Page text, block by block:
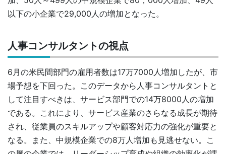
以下の小企業で29,000人の増加となった。
人事コンサルタントの視点
6月の米民間部門の雇用者数は17万7000人増加したが、市
場予想を下回った。このデータから人事コンサルタントと
して注目すべきは、サービス部門での14万8000人の増加
である。これにより、サービス産業のさらなる成長が期待
され、従業員のスキルアップや顧客対応力の強化が重要と
なる。また、中規模企業での8万人増加も見逃せない。こ